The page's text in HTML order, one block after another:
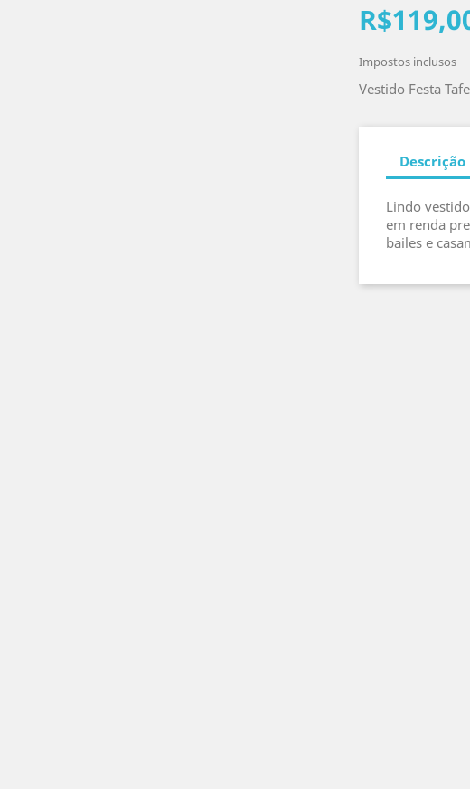
Impostos inclusos
Vestido Festa
Descrição
Lindo
em renda
bailes e